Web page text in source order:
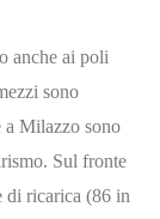
anche ai poli
sono
a Milazzo sono
Sul fronte
di ricarica (86 in